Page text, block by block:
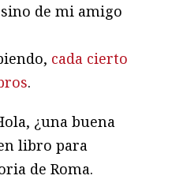
de mi amigo
cada cierto
.
¿una buena
libro para
de Roma.